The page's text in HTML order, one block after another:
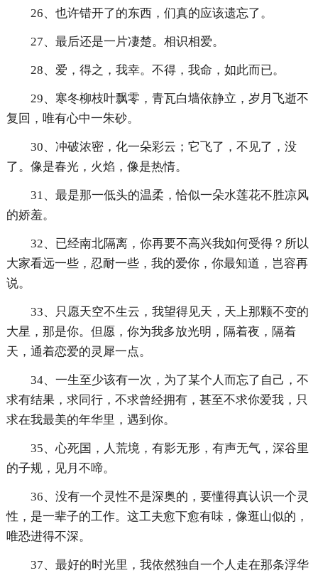
26、也许错开了的东西，们真的应该遗忘了。
27、最后还是一片凄楚。相识相爱。
28、爱，得之，我幸。不得，我命，如此而已。
29、寒冬柳枝叶飘零，青瓦白墙依静立，岁月飞逝不
复回，唯有心中一朱砂。
30、冲破浓密，化一朵彩云；它飞了，不见了，没
了。像是春光，火焰，像是热情。
31、最是那一低头的温柔，恰似一朵水莲花不胜凉风
的娇羞。
32、已经南北隔离，你再要不高兴我如何受得？所以
大家看远一些，忍耐一些，我的爱你，你最知道，岂容再
说。
33、只愿天空不生云，我望得见天，天上那颗不变的
大星，那是你。但愿，你为我多放光明，隔着夜，隔着
天，通着恋爱的灵犀一点。
34、一生至少该有一次，为了某个人而忘了自己，不
求有结果，求同行，不求曾经拥有，甚至不求你爱我，只
求在我最美的年华里，遇到你。
35、心死国，人荒境，有影无形，有声无气，深谷里
的子规，见月不啼。
36、没有一个灵性不是深奥的，要懂得真认识一个灵
性，是一辈子的工作。这工夫愈下愈有味，像逛山似的，
唯恐进得不深。
37、最好的时光里，我依然独自一个人走在那条浮华